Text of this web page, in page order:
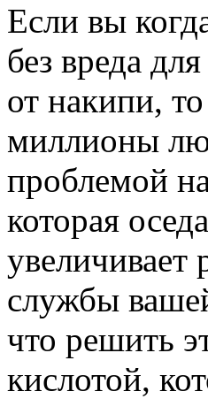
Если вы
без вреда
от накипи,
миллионы
проблемой
которая
увеличивает
службы
что решить
кислотой,